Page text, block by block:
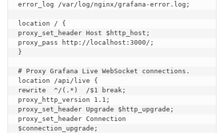
error_log /var/log/nginx/grafana-error.log;
location / {
proxy_set_header Host $http_host;
proxy_pass http://localhost:3000/;
}
# Proxy Grafana Live WebSocket connections.
location /api/live {
rewrite  ^/(.*)  /$1 break;
proxy_http_version 1.1;
proxy_set_header Upgrade $http_upgrade;
proxy_set_header Connection
$connection_upgrade;